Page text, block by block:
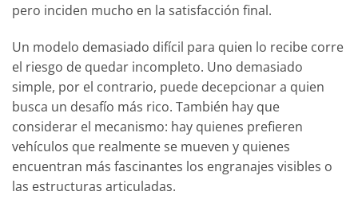
pero inciden mucho en la satisfacción final.
Un modelo demasiado difícil para quien lo recibe corre
el riesgo de quedar incompleto. Uno demasiado
simple, por el contrario, puede decepcionar a quien
busca un desafío más rico. También hay que
considerar el mecanismo: hay quienes prefieren
vehículos que realmente se mueven y quienes
encuentran más fascinantes los engranajes visibles o
las estructuras articuladas.